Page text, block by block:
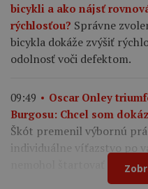
bicykli a ako nájsť
rýchlosťou? Správne
bicykla dokáže zvýšiť
odolnosť voči defektom.
09:49
Oscar Onley
Burgosu: Chcel som
Škót premenil výbornú
individuálne víťazstvo po
nemohol štartovať na Tour